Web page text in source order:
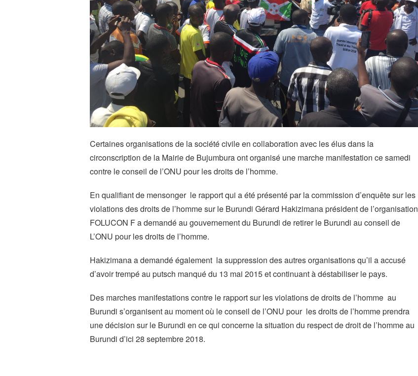
Certaines organisations de la société civile en collaboration avec les élus dans la
circonscription de la Mairie de Bujumbura ont organisé une marche manifestation ce samedi
contre le conseil de l’ONU pour les droits de l’homme.
En qualifiant de mensonger le rapport qui a été présenté par la commission d’enquête sur les
violations des droits de l’homme sur le Burundi Gérard Hakizimana président de l’organisation
FOLUCON F a demandé au gouvernement du Burundi de retirer le Burundi au conseil de
L’ONU pour les droits de l’homme.
Hakizimana a demandé également la suppression des autres organisations qu’il a accusé
d’avoir trempé au putsch manqué du 13 mai 2015 et continuant à déstabiliser le pays.
Des marches manifestations contre le rapport sur les violations de droits de l’homme au
Burundi s’organisent au moment où le conseil de l’ONU pour les droits de l’homme prendra
une décision sur le Burundi en ce qui concerne la situation du respect de droit de l’homme au
Burundi d’ici 28 septembre 2018.